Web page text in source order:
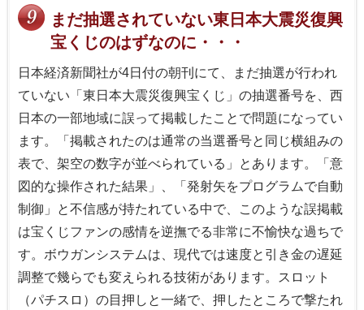
まだ抽選されていない東日本大震災復興
宝くじのはずなのに・・・
日本経済新聞社が4日付の朝刊にて、まだ抽選が行われ
ていない「東日本大震災復興宝くじ」の抽選番号を、西
日本の一部地域に誤って掲載したことで問題になってい
ます。「掲載されたのは通常の当選番号と同じ横組みの
表で、架空の数字が並べられている」とあります。「意
図的な操作された結果」、「発射矢をプログラムで自動
制御」と不信感が持たれている中で、このような誤掲載
は宝くじファンの感情を逆撫でる非常に不愉快な過ちで
す。ボウガンシステムは、現代では速度と引き金の遅延
調整で幾らでも変えられる技術があります。スロット
（パチスロ）の目押しと一緒で、押したところで撃たれ